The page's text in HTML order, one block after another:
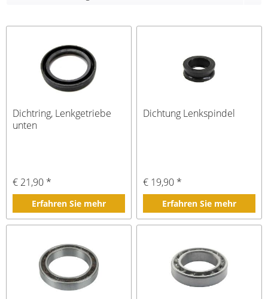
Dichtring, Lenkgetriebe
unten
€ 21,90 *
Erfahren Sie mehr
Dichtung Lenkspindel
€ 19,90 *
Erfahren Sie mehr